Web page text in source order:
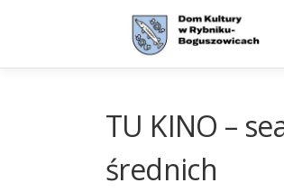
TU KINO –
średnich